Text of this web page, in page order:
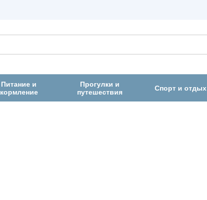
Питание и
кормление
Прогулки и
путешествия
Спорт и отдых